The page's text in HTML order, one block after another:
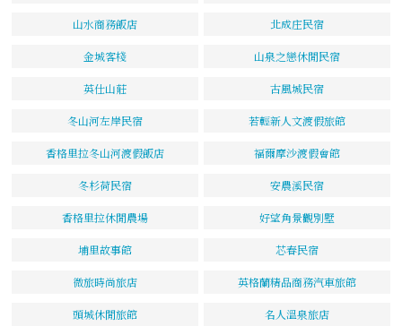
山水商務飯店 北成庄民宿
金城客棧 山泉之戀休閒民宿
英仕山莊 古風城民宿
冬山河左岸民宿 若輕新人文渡假旅館
香格里拉冬山河渡假飯店 福爾摩沙渡假會館
冬杉荷民宿 安農溪民宿
香格里拉休閒農場 好望角景觀別墅
埔里故事館 芯春民宿
微旅時尚旅店 英格蘭精品商務汽車旅館
頭城休閒旅館 名人溫泉旅店